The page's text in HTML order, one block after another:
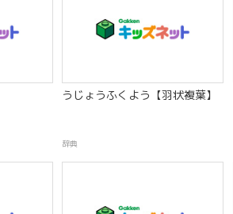
うじょうふくよう【羽状複葉】
辞典